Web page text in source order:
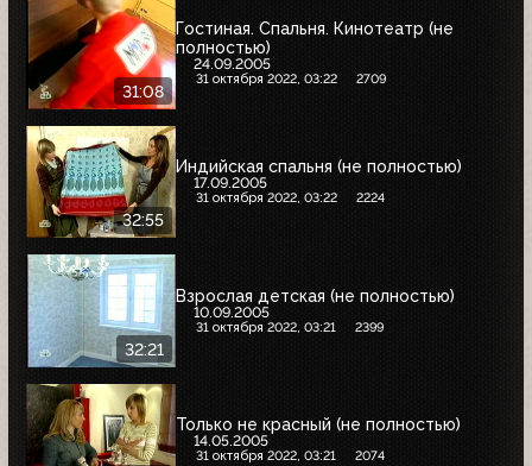
31:08
Гостиная. Спальня. Кинотеатр (не
полностью)
24.09.2005
31 октября 2022, 03:22 2709
32:55
Индийская спальня (не полностью)
17.09.2005
31 октября 2022, 03:22 2224
32:21
Взрослая детская (не полностью)
10.09.2005
31 октября 2022, 03:21 2399
Только не красный (не полностью)
14.05.2005
31 октября 2022, 03:21 2074